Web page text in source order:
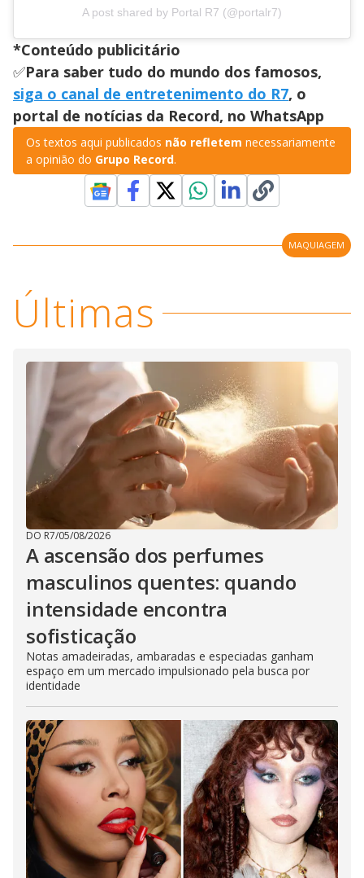
A post shared by Portal R7 (@portalr7)
*Conteúdo publicitário
✅Para saber tudo do mundo dos famosos,
siga o canal de entretenimento do R7, o
portal de notícias da Record, no WhatsApp
Os textos aqui publicados não refletem necessariamente
a opinião do Grupo Record.
MAQUIAGEM
Últimas
DO R7/05/08/2026
A ascensão dos perfumes
masculinos quentes: quando
intensidade encontra
sofisticação
Notas amadeiradas, ambaradas e especiadas ganham
espaço em um mercado impulsionado pela busca por
identidade